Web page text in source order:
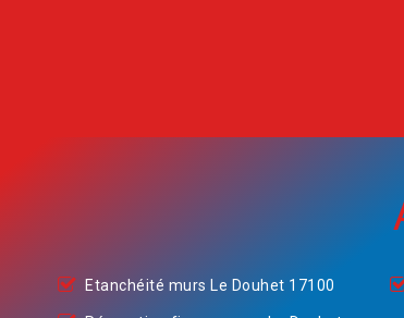
Etanchéité murs Le Douhet 17100